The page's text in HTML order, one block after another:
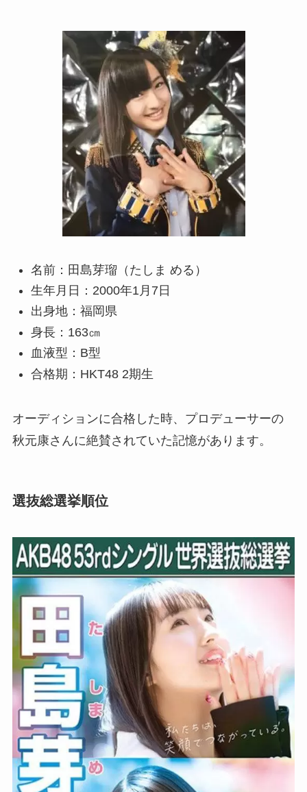
名前：田島芽瑠（たしま める）
生年月日：2000年1月7日
出身地：福岡県
身長：163㎝
血液型：B型
合格期：HKT48 2期生
オーディションに合格した時、プロデューサーの
秋元康さんに絶賛されていた記憶があります。
選抜総選挙順位